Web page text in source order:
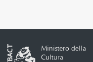
Ministero della
Cultura